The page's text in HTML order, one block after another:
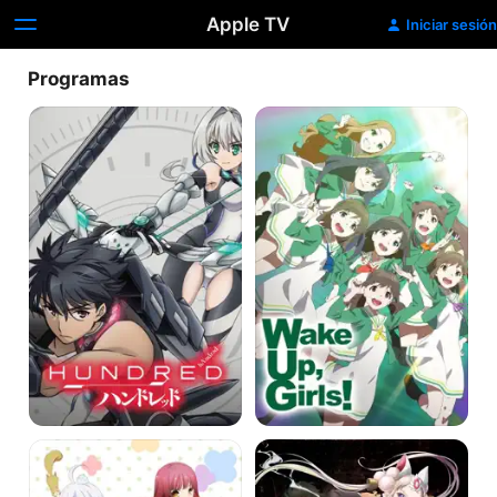
Apple TV Iniciar sesión
Programas
Hundred
Wake
Up,
Girls!
Anne-
Happy
Cop
Craft